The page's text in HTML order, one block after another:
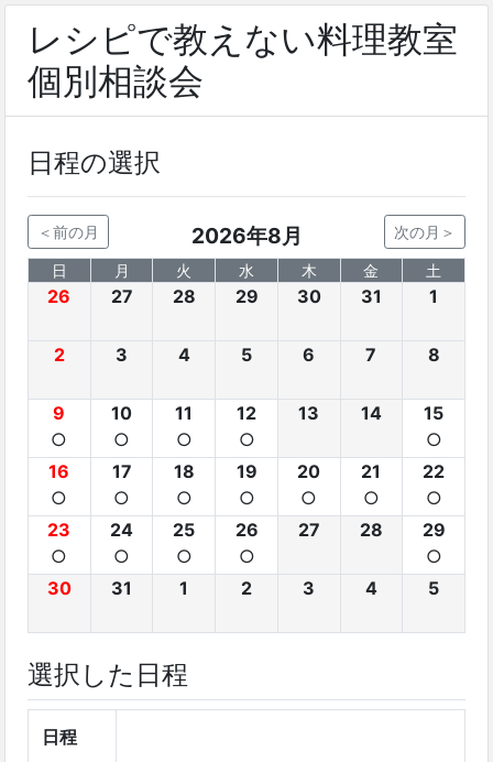
レシピで教えない料理教室
個別相談会
日程の選択
＜前の月 2026年8月 次の月＞
日 月 火 水 木 金 土
26 27 28 29 30 31 1
2 3 4 5 6 7 8
9
○
10
○
11
○
12
○
13 14
15
○
16
○
17
○
18
○
19
○
20
○
21
○
22
○
23
○
24
○
25
○
26
○
27 28
29
○
30
31 1 2 3 4 5
選択した日程
日程